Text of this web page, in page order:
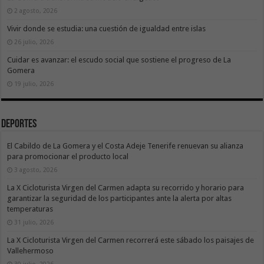
2 agosto, 2026
Vivir donde se estudia: una cuestión de igualdad entre islas
26 julio, 2026
Cuidar es avanzar: el escudo social que sostiene el progreso de La
Gomera
19 julio, 2026
Deportes
El Cabildo de La Gomera y el Costa Adeje Tenerife renuevan su alianza
para promocionar el producto local
3 agosto, 2026
La X Cicloturista Virgen del Carmen adapta su recorrido y horario para
garantizar la seguridad de los participantes ante la alerta por altas
temperaturas
31 julio, 2026
La X Cicloturista Virgen del Carmen recorrerá este sábado los paisajes de
Vallehermoso